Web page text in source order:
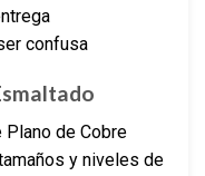
confusa
Plano de Cobre
y niveles de